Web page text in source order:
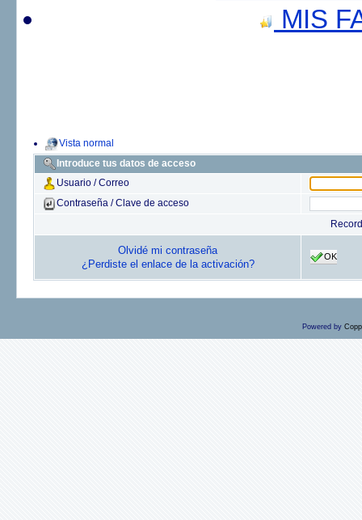
MIS
Vista normal
Introduce tus datos de acceso
Usuario / Correo
Contraseña / Clave de acceso
Olvidé mi contraseña
¿Perdiste el enlace de la activación?
OK
Powered by